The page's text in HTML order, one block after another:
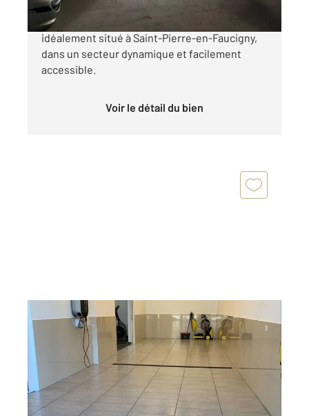
À vendre, local professionnel de 65 m²
idéalement situé à Saint-Pierre-en-Faucigny,
dans un secteur dynamique et facilement
accessible.
Voir le détail du bien
ST PIERRE EN FAUCIGNY 74
88,61 m2
Ref : 1338
à vendre
207 500 €